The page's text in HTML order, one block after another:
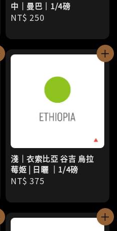
中｜曼巴｜1/4磅
Regular
NT$ 250
淺｜衣索比亞 谷吉 烏拉
莓姬 | 日曬 ｜1/4磅
Regular
NT$ 375